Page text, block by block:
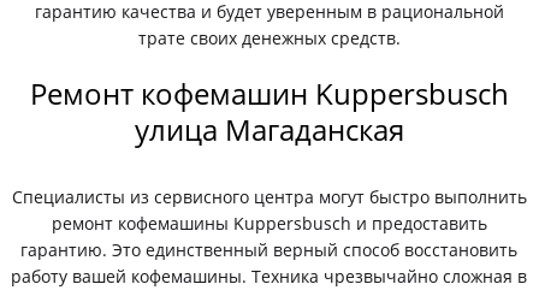
гарантию качества и будет уверенным в рациональной
трате своих денежных средств.
Ремонт кофемашин Kuppersbusch
улица Магаданская
Специалисты из сервисного центра могут быстро выполнить
ремонт кофемашины Kuppersbusch и предоставить
гарантию. Это единственный верный способ восстановить
работу вашей кофемашины. Техника чрезвычайно сложная в